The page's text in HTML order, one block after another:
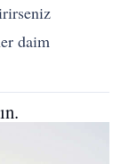
daim